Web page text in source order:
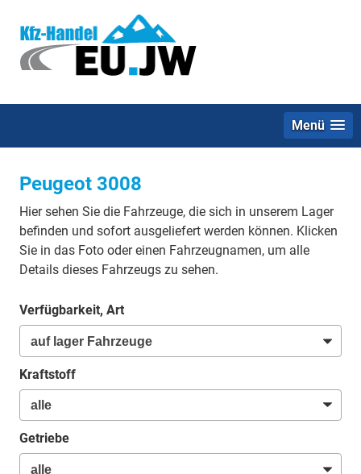
Menü
Peugeot 3008
Hier sehen Sie die Fahrzeuge, die sich in unserem Lager
befinden und sofort ausgeliefert werden können. Klicken
Sie in das Foto oder einen Fahrzeugnamen, um alle
Details dieses Fahrzeugs zu sehen.
Verfügbarkeit, Art
Kraftstoff
Getriebe